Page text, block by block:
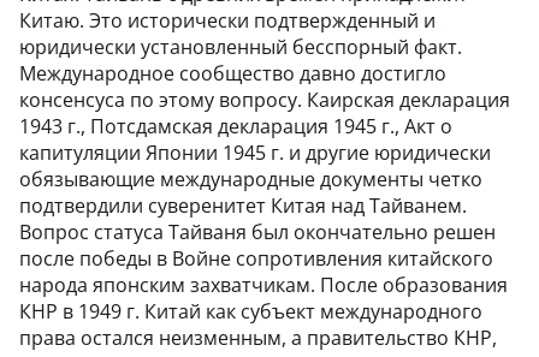
Китаю. Это исторически подтвержденный и
юридически установленный бесспорный факт.
Международное сообщество давно достигло
консенсуса по этому вопросу. Каирская декларация
1943 г., Потсдамская декларация 1945 г., Акт о
капитуляции Японии 1945 г. и другие юридически
обязывающие международные документы четко
подтвердили суверенитет Китая над Тайванем.
Вопрос статуса Тайваня был окончательно решен
после победы в Войне сопротивления китайского
народа японским захватчикам. После образования
КНР в 1949 г. Китай как субъект международного
права остался неизменным, а правительство КНР,